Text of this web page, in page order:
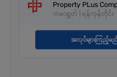
Property PLus
ကမာရွတ် | ရန်ကုန်တိုင်း
အလုပ်များကြည့်မ